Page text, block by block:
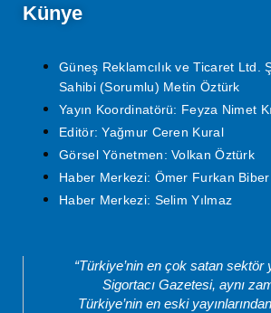
Künye
Güneş Reklamcılık ve Ticaret Ltd.
Sahibi (Sorumlu) Metin Öztürk
Yayın Koordinatörü: Feyza Nimet
Editör: Yağmur Ceren Kural
Görsel Yönetmen: Volkan Öztürk
Haber Merkezi: Ömer Furkan Biber
Haber Merkezi: Selim Yılmaz
“Türkiye’nin en çok satan sektör
Sigortacı Gazetesi, aynı
Türkiye’nin en eski